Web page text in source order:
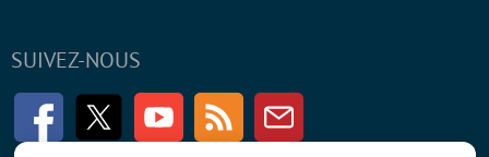
SUIVEZ-NOUS
FacebookTwitter Youtube RSS Newsletter